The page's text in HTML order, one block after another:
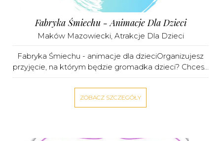
Fabryka Śmiechu - Animacje Dla Dzieci
Maków Mazowiecki, Atrakcje Dla Dzieci
Fabryka Śmiechu - animacje dla dzieciOrganizujesz
przyjęcie, na którym będzie gromadka dzieci? Chces...
ZOBACZ SZCZEGÓŁY